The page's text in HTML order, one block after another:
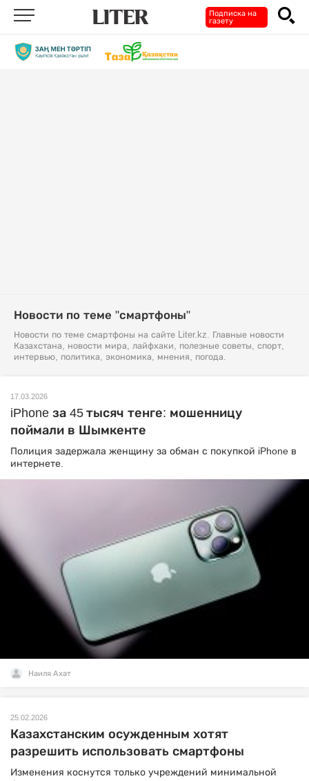
Подписка на
газету
Новости по теме "смартфоны"
Новости по теме смартфоны на сайте Liter.kz. Главные новости
Казахстана, новости мира, лайфхаки, полезные советы, спорт,
интервью, политика, экономика, мнения, погода.
17.03.2026
iPhone за 45 тысяч тенге: мошенницу
поймали в Шымкенте
Полиция задержала женщину за обман с покупкой iPhone в
интернете.
Наиля Ахат
25.02.2026
Казахстанским осужденным хотят
разрешить использовать смартфоны
Изменения коснутся только учреждений минимальной